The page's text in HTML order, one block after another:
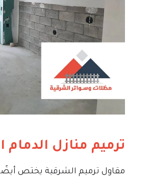
ترميم منازل
مقاول ترميم الشرقية يختص أيضًا